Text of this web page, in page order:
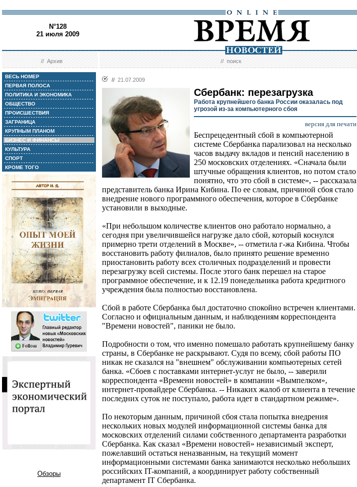
N°128
21 июля 2009
//Архив //поиск
ВЕСЬ НОМЕР
ПЕРВАЯ ПОЛОСА
ПОЛИТИКА И ЭКОНОМИКА
ОБЩЕСТВО
ПРОИСШЕСТВИЯ
ЗАГРАНИЦА
КРУПНЫМ ПЛАНОМ
БИЗНЕС И ФИНАНСЫ
КУЛЬТУРА
СПОРТ
КРОМЕ ТОГО
Обзоры
// 21.07.2009
Сбербанк: перезагрузка
Работа крупнейшего банка России оказалась под
угрозой из-за компьютерного сбоя
версия для печати
Беспрецедентный сбой в компьютерной
системе Сбербанка парализовал на несколько
часов выдачу вкладов и пенсий населению в
250 московских отделениях. «Сначала были
штучные обращения клиентов, но потом стало
понятно, что это сбой в системе», -- рассказала
представитель банка Ирина Кибина. По ее словам, причиной сбоя стало
внедрение нового программного обеспечения, которое в Сбербанке
установили в выходные.
«При небольшом количестве клиентов оно работало нормально, а
сегодня при увеличившейся нагрузке дало сбой, который коснулся
примерно трети отделений в Москве», -- отметила г-жа Кибина. Чтобы
восстановить работу филиалов, было принято решение временно
приостановить работу всех столичных подразделений и провести
перезагрузку всей системы. После этого банк перешел на старое
программное обеспечение, и к 12.19 понедельника работа кредитного
учреждения была полностью восстановлена.
Сбой в работе Сбербанка был достаточно спокойно встречен клиентами.
Согласно и официальным данным, и наблюдениям корреспондента
"Времени новостей", паники не было.
Подробности о том, что именно помешало работать крупнейшему банку
страны, в Сбербанке не раскрывают. Судя по всему, сбой работы ПО
никак не сказался на "внешнем" обслуживании компьютерных сетей
банка. «Сбоев с поставками интернет-услуг не было, -- заверили
корреспондента «Времени новостей» в компании «Вымпелком»,
интернет-провайдере Сбербанка. -- Никаких жалоб от клиента в течение
последних суток не поступало, работа идет в стандартном режиме».
По некоторым данным, причиной сбоя стала попытка внедрения
нескольких новых модулей информационной системы банка для
московских отделений силами собственного департамента разработки
Сбербанка. Как сказал «Времени новостей» независимый эксперт,
пожелавший остаться неназванным, на текущий момент
информационными системами банка занимаются несколько небольших
российских IT-компаний, а координирует работу собственный
департамент IT Сбербанка.